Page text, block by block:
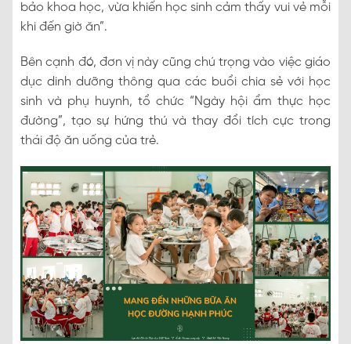
bảo khoa học, vừa khiến học sinh cảm thấy vui vẻ mỗi
khi đến giờ ăn”.
Bên cạnh đó, đơn vị này cũng chú trọng vào việc giáo
dục dinh dưỡng thông qua các buổi chia sẻ với học
sinh và phụ huynh, tổ chức “Ngày hội ẩm thực học
đường”, tạo sự hứng thú và thay đổi tích cực trong
thái độ ăn uống của trẻ.